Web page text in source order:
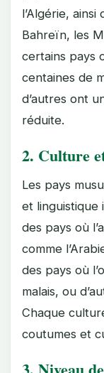
l’Algérie,
Bahreïn, les
certains pays
centaines de
d’autres ont
réduite.
2. Culture
Les pays
et linguistique
des pays où
comme
des pays où
malais, ou
Chaque
coutumes et